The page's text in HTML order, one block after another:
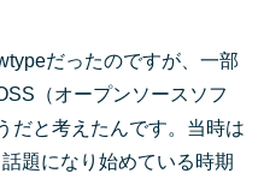
だったのですが、一部
（オープンソースソフ
だと考えたんです。当時は
題になり始めている時期